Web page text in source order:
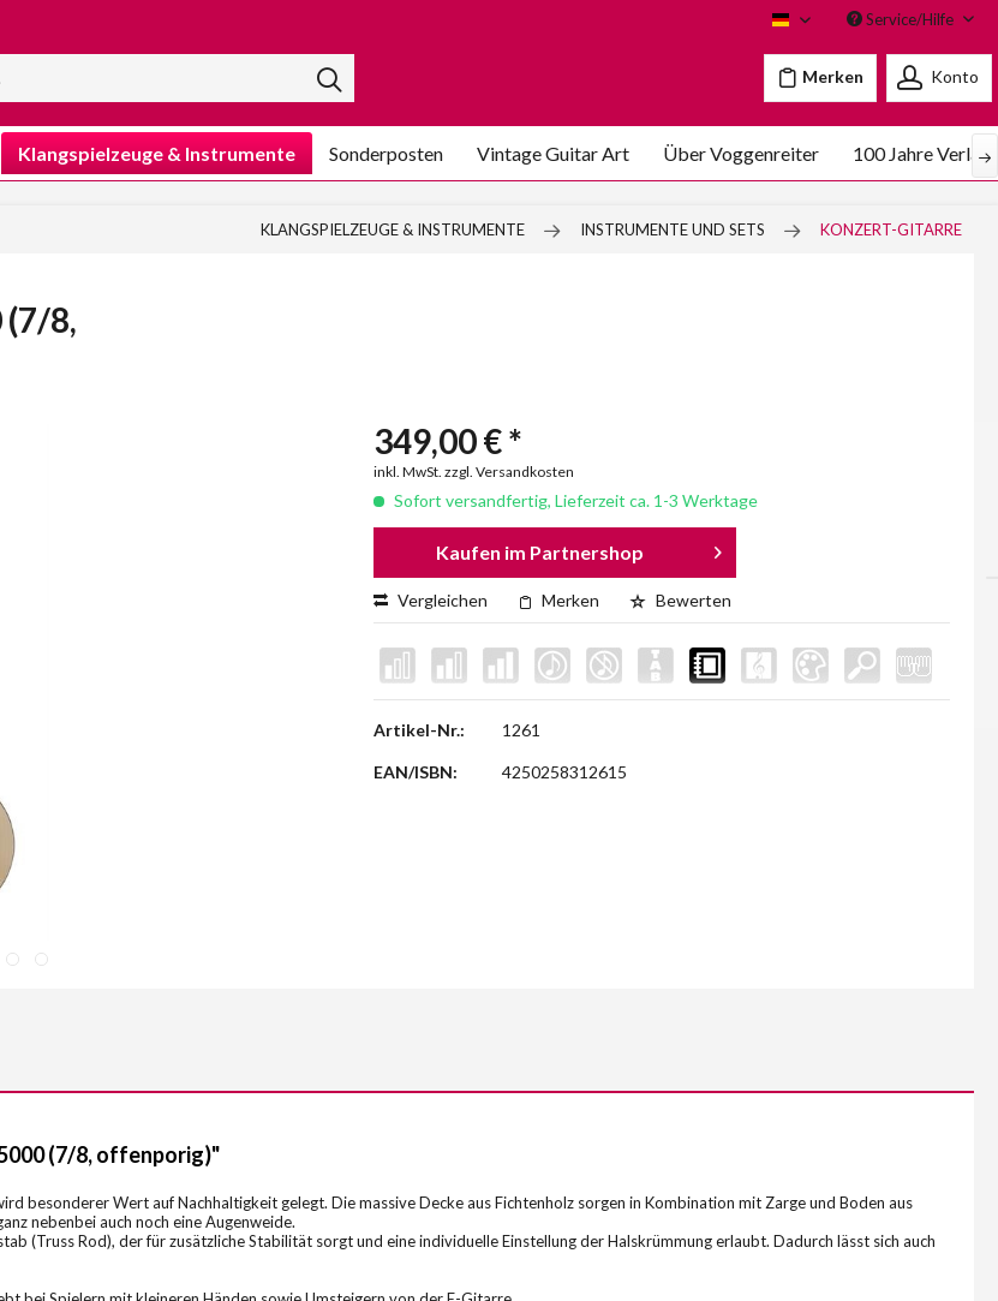
VoggenreiterService/Hilfe
Merken Konto
Klangspielzeuge & Instrumente Sonderposten Vintage Guitar Art Über Voggenreiter 100 Jahre
KLANGSPIELZEUGE & INSTRUMENTE INSTRUMENTE UND SETS KONZERT-GITARRE
8,
349,00 € *
inkl. MwSt. zzgl. Versandkosten
Sofort versandfertig, Lieferzeit ca. 1-3 Werktage
Kaufen im Partnershop
Vergleichen Merken Bewerten
Artikel-Nr.: 1261
EAN/ISBN: 4250258312615
(7/8, offenporig)"
besonderer Wert auf Nachhaltigkeit gelegt. Die massive Decke aus Fichtenholz sorgen in Kombination mit Zarge und Boden aus
nebenbei auch noch eine Augenweide.
(Truss Rod), der für zusätzliche Stabilität sorgt und eine individuelle Einstellung der Halskrümmung erlaubt. Dadurch lässt sich auch